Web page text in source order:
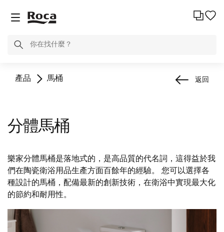
產品 馬桶 返回
分體馬桶
樂家分體馬桶是落地式的，是高品質的代名詞，這得益於我
們在陶瓷衛浴用品生產方面百餘年的經驗。 您可以選擇各
種設計的馬桶，配備最新的創新技術，在衛浴中實現最大化
的節約和耐用性。